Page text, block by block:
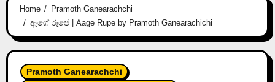
Home
Pramoth Ganearachchi
ඈගේ රූපේ | Aage Rupe by Pramoth Ganearachichi
Pramoth Ganearachchi